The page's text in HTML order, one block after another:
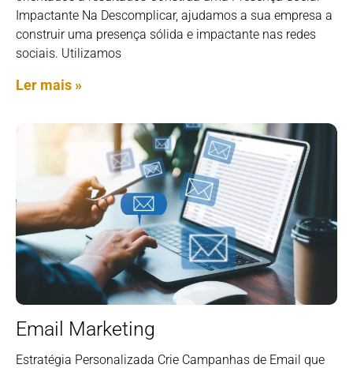
Impactante Na Descomplicar, ajudamos a sua empresa a
construir uma presença sólida e impactante nas redes
sociais. Utilizamos
Ler mais »
Email Marketing
Estratégia Personalizada Crie Campanhas de Email que